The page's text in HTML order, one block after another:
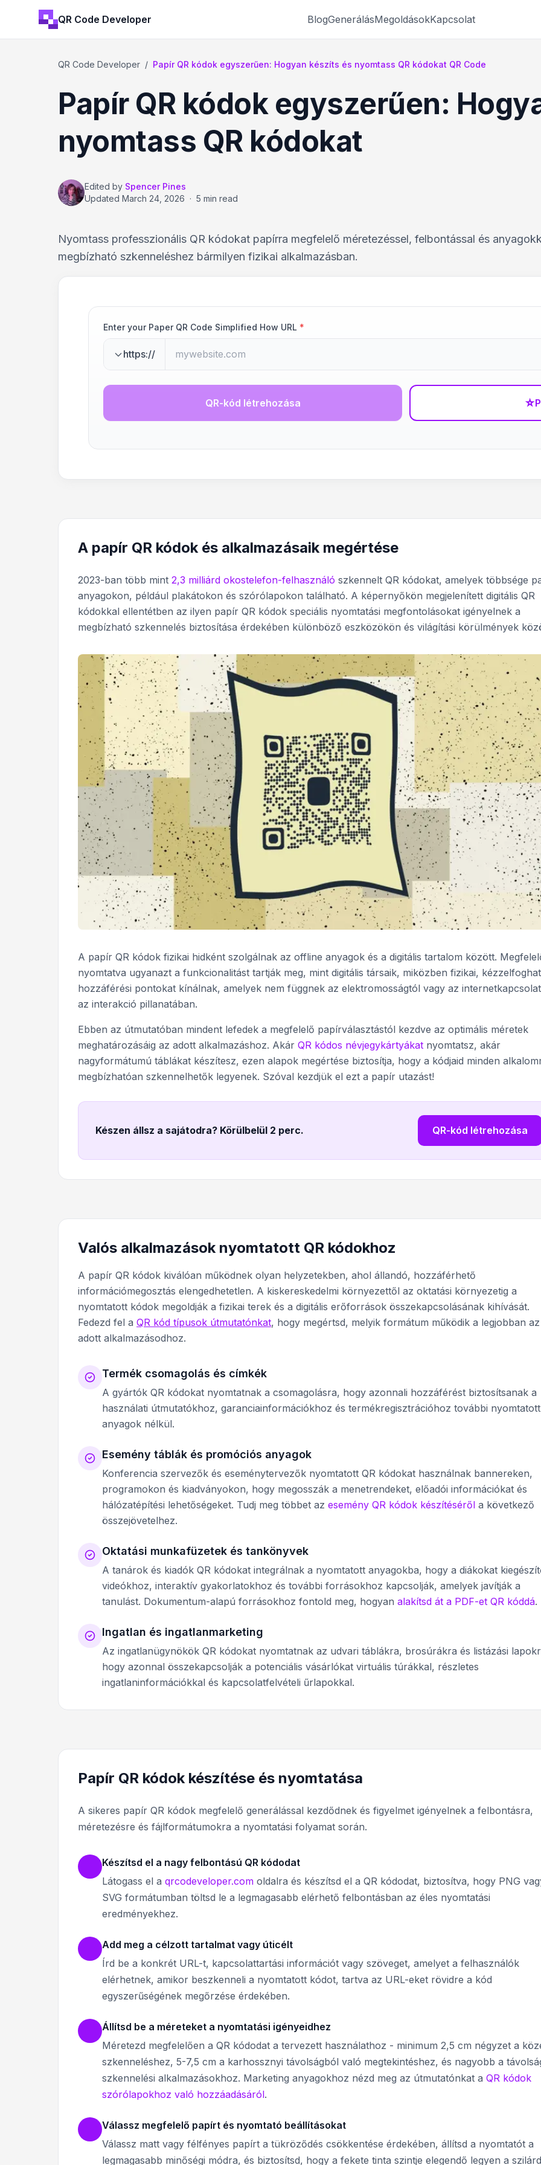
QR Code Developer BlogGenerálásMegoldásokKapcsolat
QR Code Developer / Papír QR kódok egyszerűen: Hogyan készíts és nyomtass QR kódokat QR Code
Papír QR kódok egyszerűen:
nyomtass QR kódokat
Edited by Spencer Pines
Updated March 24, 2026 · 5 min read
Nyomtass professzionális QR kódokat papírra megfelelő méretezéssel, felbontással és
megbízható szkenneléshez bármilyen fizikai alkalmazásban.
Enter your Paper QR Code Simplified How URL *
https://
QR-kód létrehozása ☆
A papír QR kódok és alkalmazásaik megértése
2023-ban több mint 2,3 milliárd okostelefon-felhasználó szkennelt QR kódokat, amelyek többsége
anyagokon, például plakátokon és szórólapokon található. A képernyőkön megjelenített digitális QR
kódokkal ellentétben az ilyen papír QR kódok speciális nyomtatási megfontolásokat igényelnek a
megbízható szkennelés biztosítása érdekében különböző eszközökön és világítási körülmények
A papír QR kódok fizikai hidként szolgálnak az offline anyagok és a digitális tartalom között.
nyomtatva ugyanazt a funkcionalitást tartják meg, mint digitális társaik, miközben fizikai,
hozzáférési pontokat kínálnak, amelyek nem függnek az elektromosságtól vagy az
az interakció pillanatában.
Ebben az útmutatóban mindent lefedek a megfelelő papírválasztástól kezdve az optimális méretek
meghatározásáig az adott alkalmazáshoz. Akár QR kódos névjegykártyákat nyomtatsz, akár
nagyformátumú táblákat készítesz, ezen alapok megértése biztosítja, hogy a kódjaid minden
megbízhatóan szkennelhetők legyenek. Szóval kezdjük el ezt a papír utazást!
Készen állsz a sajátodra? Körülbelül 2 perc. QR-kód létrehozása
Valós alkalmazások nyomtatott QR kódokhoz
A papír QR kódok kiválóan működnek olyan helyzetekben, ahol állandó, hozzáférhető
információmegosztás elengedhetetlen. A kiskereskedelmi környezettől az oktatási környezetig a
nyomtatott kódok megoldják a fizikai terek és a digitális erőforrások összekapcsolásának kihívását.
Fedezd fel a QR kód típusok útmutatónkat, hogy megértsd, melyik formátum működik a legjobban az
adott alkalmazásodhoz.
Termék csomagolás és címkék
A gyártók QR kódokat nyomtatnak a csomagolásra, hogy azonnali hozzáférést biztosítsanak a
használati útmutatókhoz, garanciainformációkhoz és termékregisztrációhoz további nyomtatott
anyagok nélkül.
Esemény táblák és promóciós anyagok
Konferencia szervezők és eseménytervezők nyomtatott QR kódokat használnak bannereken,
programokon és kiadványokon, hogy megosszák a menetrendeket, előadói információkat és
hálózatépítési lehetőségeket. Tudj meg többet az esemény QR kódok készítéséről a következő
összejövetelhez.
Oktatási munkafüzetek és tankönyvek
A tanárok és kiadók QR kódokat integrálnak a nyomtatott anyagokba, hogy a diákokat
videókhoz, interaktív gyakorlatokhoz és további forrásokhoz kapcsolják, amelyek javítják a
tanulást. Dokumentum-alapú forrásokhoz fontold meg, hogyan alakítsd át a PDF-et QR kóddá.
Ingatlan és ingatlanmarketing
Az ingatlanügynökök QR kódokat nyomtatnak az udvari táblákra, brosúrákra és listázási
hogy azonnal összekapcsolják a potenciális vásárlókat virtuális túrákkal, részletes
ingatlaninformációkkal és kapcsolatfelvételi űrlapokkal.
Papír QR kódok készítése és nyomtatása
A sikeres papír QR kódok megfelelő generálással kezdődnek és figyelmet igényelnek a felbontásra,
méretezésre és fájlformátumokra a nyomtatási folyamat során.
Készítsd el a nagy felbontású QR kódodat
Látogass el a qrcodeveloper.com oldalra és készítsd el a QR kódodat, biztosítva, hogy PNG
SVG formátumban töltsd le a legmagasabb elérhető felbontásban az éles nyomtatási
eredményekhez.
Add meg a célzott tartalmat vagy úticélt
Írd be a konkrét URL-t, kapcsolattartási információt vagy szöveget, amelyet a felhasználók
elérhetnek, amikor beszkenneli a nyomtatott kódot, tartva az URL-eket rövidre a kód
egyszerűségének megőrzése érdekében.
Állítsd be a méreteket a nyomtatási igényeidhez
Méretezd megfelelően a QR kódodat a tervezett használathoz - minimum 2,5 cm négyzet a
szkenneléshez, 5-7,5 cm a karhossznyi távolságból való megtekintéshez, és nagyobb a
szkennelési alkalmazásokhoz. Marketing anyagokhoz nézd meg az útmutatónkat a QR kódok
szórólapokhoz való hozzáadásáról.
Válassz megfelelő papírt és nyomtató beállításokat
Válassz matt vagy félfényes papírt a tükröződés csökkentése érdekében, állítsd a nyomtatót a
legmagasabb minőségi módra, és biztosítsd, hogy a fekete tinta szintje elegendő legyen a